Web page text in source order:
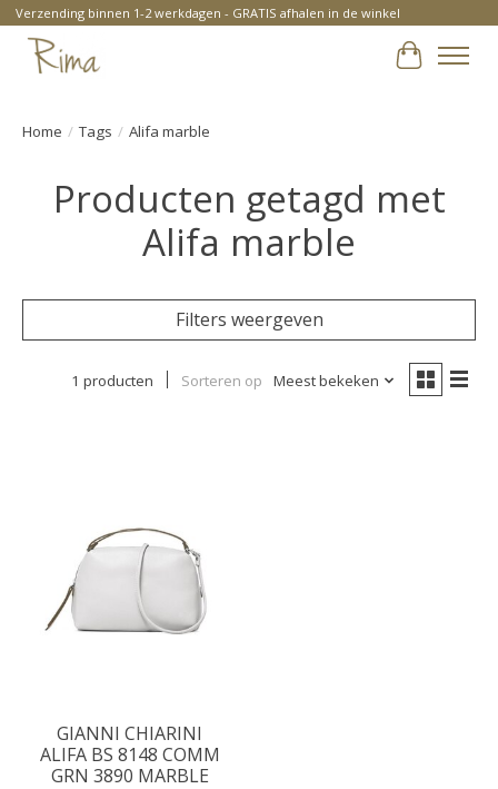
Verzending binnen 1-2 werkdagen - GRATIS afhalen in de winkel
Home / Tags / Alifa marble
Producten getagd met
Alifa marble
Filters weergeven
1 producten Sorteren op Meest bekeken
GIANNI CHIARINI
ALIFA BS 8148 COMM
GRN 3890 MARBLE